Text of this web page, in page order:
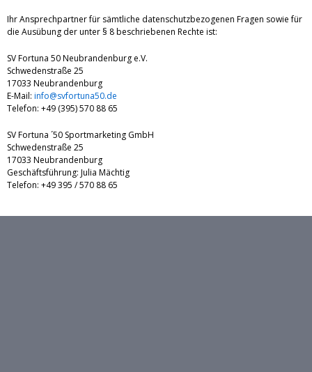
Ihr Ansprechpartner für sämtliche datenschutzbezogenen Fragen sowie für
die Ausübung der unter § 8 beschriebenen Rechte ist:
SV Fortuna 50 Neubrandenburg e.V.
Schwedenstraße 25
17033 Neubrandenburg
E-Mail: info@svfortuna50.de
Telefon: +49 (395) 570 88 65
SV Fortuna ´50 Sportmarketing GmbH
Schwedenstraße 25
17033 Neubrandenburg
Geschäftsführung: Julia Mächtig
Telefon: +49 395 / 570 88 65